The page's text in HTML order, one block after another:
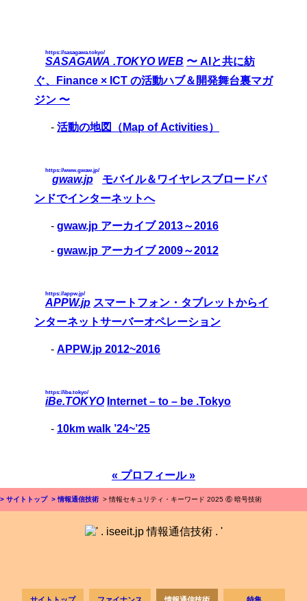
SASAGAWA .TOKYO WEB
https://sasagawa.tokyo/
〜 AIと共に紡
ぐ、Finance × ICT の活動ハブ＆開発舞台裏マガ
ジン 〜
- 活動の地図（Map of Activities）
gwaw.jp
https://www.gwaw.jp/
モバイル＆ワイヤレスブロードバ
ンドでインターネットへ
- gwaw.jp アーカイブ 2013～2016
- gwaw.jp アーカイブ 2009～2012
APPW.jp
https://appw.jp/
スマートフォン・タブレットからイ
ンターネットサーバーオペレーション
- APPW.jp 2012~2016
iBe.TOKYO
https://ibe.tokyo/
Internet – to – be .Tokyo
- 10km walk ’24~’25
« プロフィール »
> サイトトップ > 情報通信技術 > 情報セキュリティ・キーワード 2025 ⑥ 暗号技術